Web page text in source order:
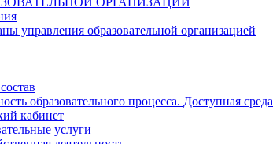
управления образовательной организацией
образовательного процесса. Доступная среда
кабинет
услуги